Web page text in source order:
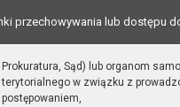
przechowywania lub dostępu
Prokuratura, Sąd) lub organom
terytorialnego w związku z
postępowaniem,